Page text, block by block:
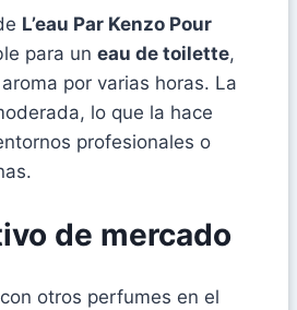
L’eau Par Kenzo Pour
para un eau de toilette,
por varias horas. La
lo que la hace
profesionales o
de mercado
otros perfumes en el